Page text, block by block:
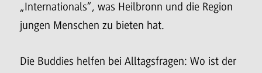
„Internationals“, was Heilbronn und die Region
jungen Menschen zu bieten hat.
Die Buddies helfen bei Alltagsfragen: Wo ist der